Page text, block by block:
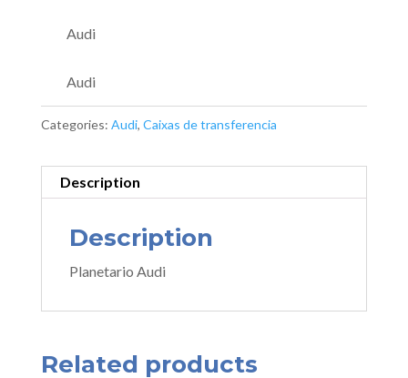
Audi
Audi
Categories: Audi, Caixas de transferencia
Description
Description
Planetario Audi
Related products